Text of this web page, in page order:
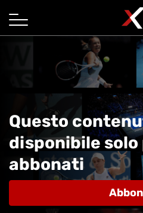
Questo
disponibile
abbonati